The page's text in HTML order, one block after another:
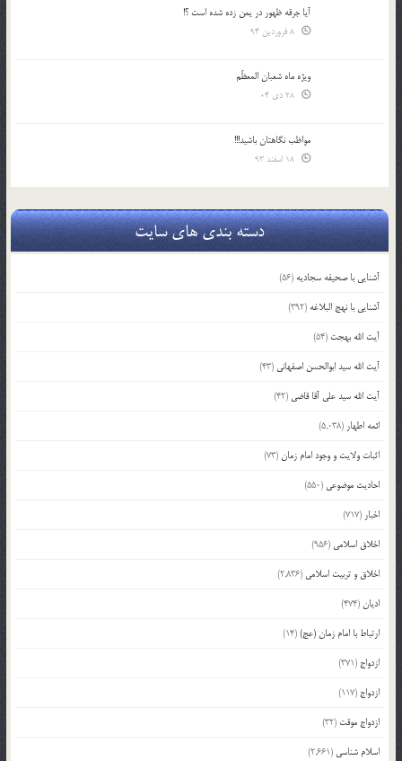
آیا جرقه ظهور در یمن زده شده است ؟!
ویژه ماه شعبان المعظّم
مواظب نگاهتان باشید!!!
دسته بندی های سایت
آشنایی با صحیفه سجادیه (56)
آشنایی با نهج البلاغه (392)
آیت الله بهجت (54)
آیت الله سید ابوالحسن اصفهانی (43)
آیت الله سید علی آقا قاضی (42)
ائمه اطهار (5,038)
اثبات ولایت و وجود امام زمان(73)
احادیث موضوعی (550)
اخبار (717)
اخلاق اسلامی (956)
اخلاق و تربیت اسلامی (2,836)
ادیان(474)
ارتباط با امام زمان (عج)(14)
ازدواج (371)
ازدواج (117)
ازدواج موقت (32)
اسلام شناسی (2,661)